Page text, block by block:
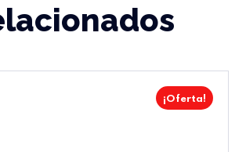
¡Oferta!